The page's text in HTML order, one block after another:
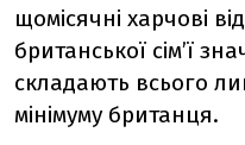
щомісячні харчові
британської сім’ї
складають всього
мінімуму британця.